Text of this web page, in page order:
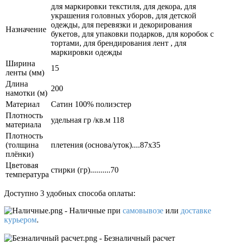
Назначение
для маркировки текстиля, для декора, для
украшения головных уборов, для детской
одежды, для перевязки и декорирования
букетов, для упаковки подарков, для коробок с
тортами, для брендирования лент , для
маркировки одежды
Ширина
ленты (мм)
15
Длина
намотки (м)
200
Материал
Сатин 100% полиэстер
Плотность
материала
удельная гр /кв.м 118
Плотность
(толщина
плёнки)
плетения (основа/уток)....87х35
Цветовая
температура
стирки (гр)..........70
Доступно 3 удобных способа оплаты:
- Наличные при самовывозе или доставке
курьером.
- Безналичный расчет